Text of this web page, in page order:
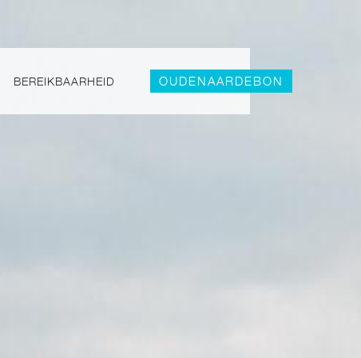
BEREIKBAARHEID OUDENAARDEBON